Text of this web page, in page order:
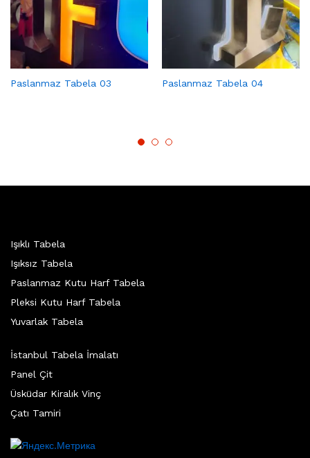
Paslanmaz Tabela 03 Paslanmaz Tabela 04
Işıklı Tabela
Işıksız Tabela
Paslanmaz Kutu Harf Tabela
Pleksi Kutu Harf Tabela
Yuvarlak Tabela
İstanbul Tabela İmalatı
Panel Çit
Üsküdar Kiralık Vinç
Çatı Tamiri